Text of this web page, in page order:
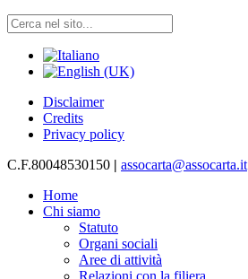
Disclaimer
Credits
Privacy policy
C.F.80048530150 | assocarta@assocarta.it
Home
Chi siamo
Statuto
Organi sociali
Aree di attività
Relazioni con la filiera